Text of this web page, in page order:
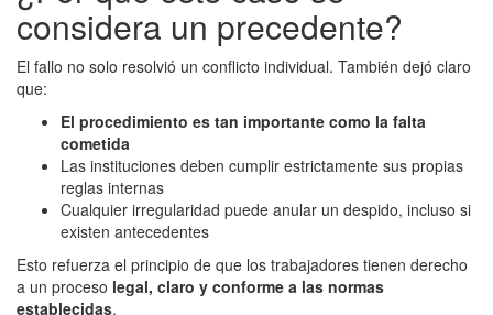
considera un precedente?
El fallo no solo resolvió un conflicto individual. También dejó claro
que:
El procedimiento es tan importante como la falta
cometida
Las instituciones deben cumplir estrictamente sus propias
reglas internas
Cualquier irregularidad puede anular un despido, incluso si
existen antecedentes
Esto refuerza el principio de que los trabajadores tienen derecho
a un proceso legal, claro y conforme a las normas
establecidas.